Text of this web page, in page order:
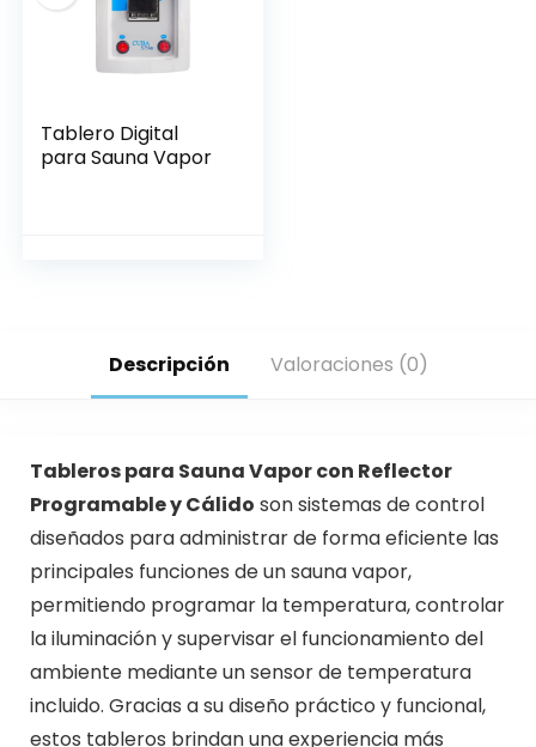
Tablero Digital
para Sauna Vapor
Descripción Valoraciones (0)
Tableros para Sauna Vapor con Reflector
Programable y Cálido son sistemas de control
diseñados para administrar de forma eficiente las
principales funciones de un sauna vapor,
permitiendo programar la temperatura, controlar
la iluminación y supervisar el funcionamiento del
ambiente mediante un sensor de temperatura
incluido. Gracias a su diseño práctico y funcional,
estos tableros brindan una experiencia más